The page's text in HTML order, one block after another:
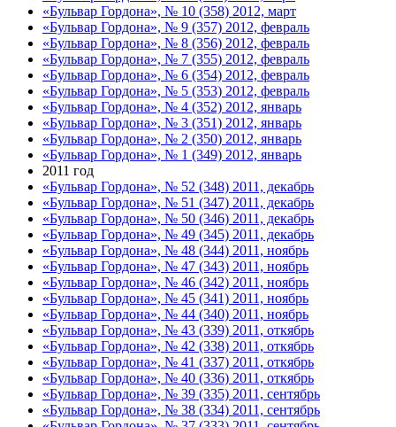
«Бульвар Гордона», № 10 (358) 2012, март
«Бульвар Гордона», № 9 (357) 2012, февраль
«Бульвар Гордона», № 8 (356) 2012, февраль
«Бульвар Гордона», № 7 (355) 2012, февраль
«Бульвар Гордона», № 6 (354) 2012, февраль
«Бульвар Гордона», № 5 (353) 2012, февраль
«Бульвар Гордона», № 4 (352) 2012, январь
«Бульвар Гордона», № 3 (351) 2012, январь
«Бульвар Гордона», № 2 (350) 2012, январь
«Бульвар Гордона», № 1 (349) 2012, январь
2011 год
«Бульвар Гордона», № 52 (348) 2011, декабрь
«Бульвар Гордона», № 51 (347) 2011, декабрь
«Бульвар Гордона», № 50 (346) 2011, декабрь
«Бульвар Гордона», № 49 (345) 2011, декабрь
«Бульвар Гордона», № 48 (344) 2011, ноябрь
«Бульвар Гордона», № 47 (343) 2011, ноябрь
«Бульвар Гордона», № 46 (342) 2011, ноябрь
«Бульвар Гордона», № 45 (341) 2011, ноябрь
«Бульвар Гордона», № 44 (340) 2011, ноябрь
«Бульвар Гордона», № 43 (339) 2011, откябрь
«Бульвар Гордона», № 42 (338) 2011, откябрь
«Бульвар Гордона», № 41 (337) 2011, откябрь
«Бульвар Гордона», № 40 (336) 2011, откябрь
«Бульвар Гордона», № 39 (335) 2011, сентябрь
«Бульвар Гордона», № 38 (334) 2011, сентябрь